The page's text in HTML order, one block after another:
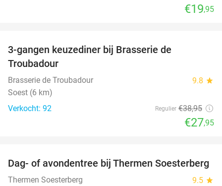
€19,95
3-gangen keuzediner bij Brasserie de
Troubadour
Brasserie de Troubadour 9.8 star
Soest (6 km)
Verkocht: 92
Regulier €38,95
€27,95
29%
Dag- of avondentree bij Thermen Soesterberg
Thermen Soesterberg 9.5 star